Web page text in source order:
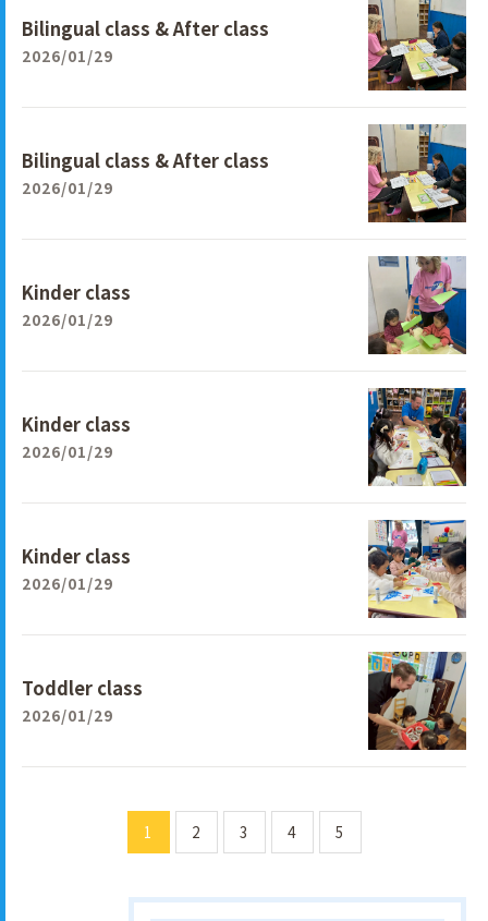
Bilingual class & After class
2026/01/29
Bilingual class & After class
2026/01/29
Kinder class
2026/01/29
Kinder class
2026/01/29
Kinder class
2026/01/29
Toddler class
2026/01/29
1 2 3 4 5